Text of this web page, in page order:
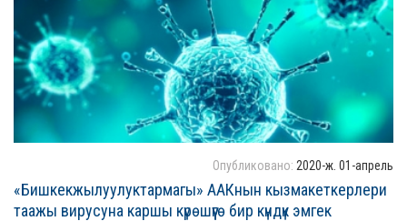
Опубликовано: 2020-ж. 01-апрель
«Бишкекжылуулуктармагы» ААКнын кызмакеткерлери
таажы вирусуна каршы күрөшүүгө бир күндүк эмгек